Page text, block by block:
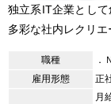
独立系IT企業とし
多彩な社内レクリエ
職種
．
雇用形態
正
月